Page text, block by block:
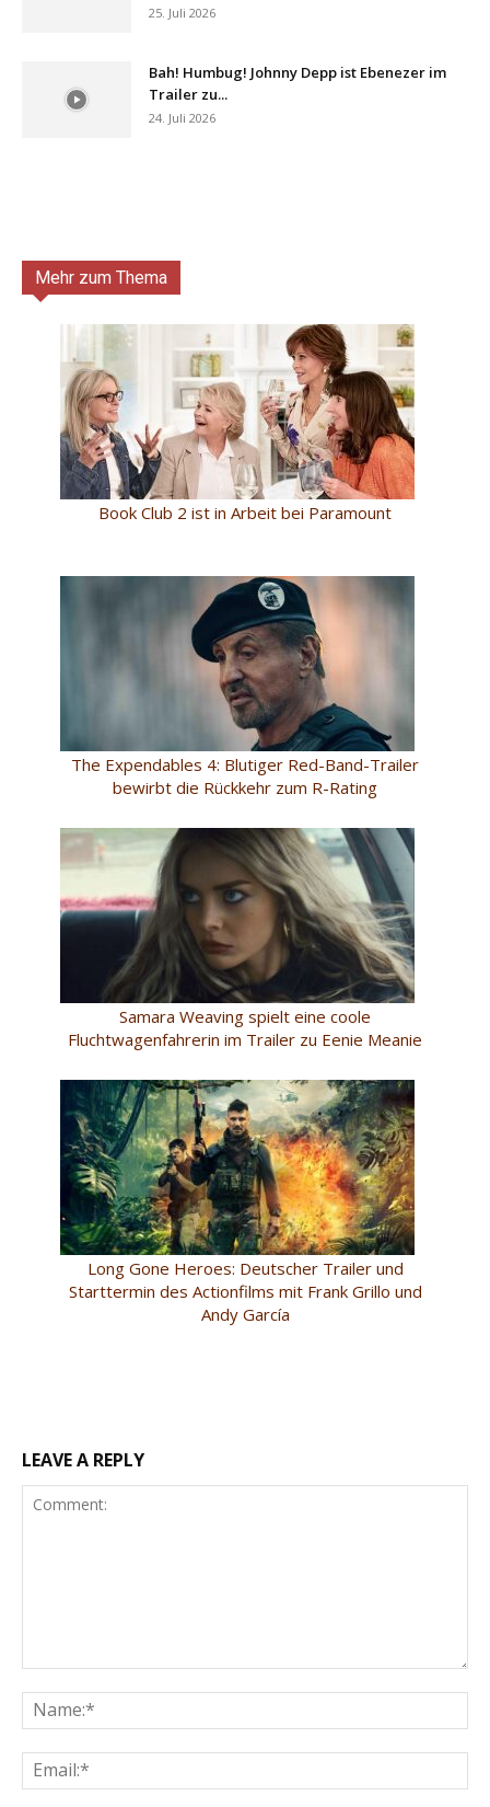
25. Juli 2026
Bah! Humbug! Johnny Depp ist Ebenezer im
Trailer zu...
24. Juli 2026
Mehr zum Thema
Book Club 2 ist in Arbeit bei Paramount
The Expendables 4: Blutiger Red-Band-Trailer
bewirbt die Rückkehr zum R-Rating
Samara Weaving spielt eine coole
Fluchtwagenfahrerin im Trailer zu Eenie Meanie
Long Gone Heroes: Deutscher Trailer und
Starttermin des Actionfilms mit Frank Grillo und
Andy García
LEAVE A REPLY